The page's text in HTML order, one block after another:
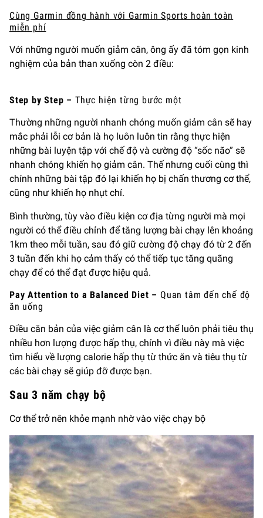
Cùng Garmin đồng hành với Garmin Sports hoàn toàn
miễn phí
Với những người muốn giảm cân, ông ấy đã tóm gọn kinh
nghiệm của bản than xuống còn 2 điều:
Step by Step –Thực hiện từng bước một
Thường những người nhanh chóng muốn giảm cân sẽ hay
mắc phải lỗi cơ bản là họ luôn luôn tin rằng thực hiện
những bài luyện tập với chế độ và cường độ “sốc não” sẽ
nhanh chóng khiến họ giảm cân. Thế nhưng cuối cùng thì
chính những bài tập đó lại khiến họ bị chấn thương cơ thể,
cũng như khiến họ nhụt chí.
Bình thường, tùy vào điều kiện cơ địa từng người mà mọi
người có thể điều chỉnh để tăng lượng bài chạy lên khoảng
1km theo mỗi tuần, sau đó giữ cường độ chạy đó từ 2 đến
3 tuần đến khi họ cảm thấy có thể tiếp tục tăng quãng
chạy để có thể đạt được hiệu quả.
Pay Attention to a Balanced Diet –Quan tâm đến chế độ
ăn uống
Điều căn bản của việc giảm cân là cơ thể luôn phải tiêu thụ
nhiều hơn lượng được hấp thụ, chính vì điều này mà việc
tìm hiểu về lượng calorie hấp thụ từ thức ăn và tiêu thụ từ
các bài chạy sẽ giúp đỡ được bạn.
Sau 3 năm chạy bộ
Cơ thể trở nên khỏe mạnh nhờ vào việc chạy bộ